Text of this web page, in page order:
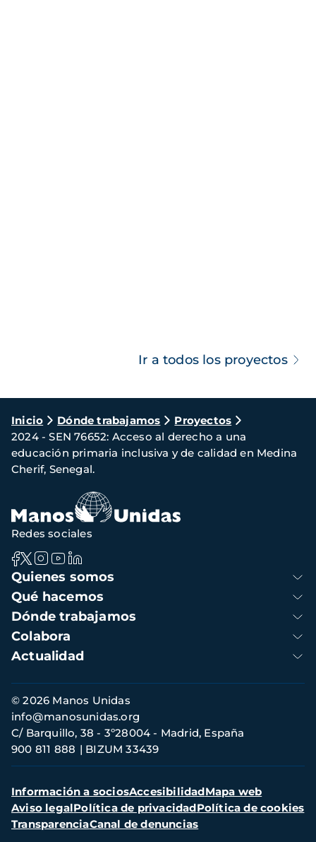
Ir a todos los proyectos
Ruta
de
navegación
Inicio Dónde trabajamos
Proyectos
2024 - SEN 76652: Acceso al derecho a una
educación primaria inclusiva y de calidad en Medina
Cherif, Senegal.
Navegación
principal
Quienes somos
Qué hacemos
Dónde trabajamos
Colabora
Actualidad
Redes sociales
Información
de
contacto
© 2026 Manos Unidas
C/ Barquillo, 38 - 3º28004 - Madrid, España
900 811 888
BIZUM 33439
info@manosunidas.org
Menú
secundario
Información a sociosAccesibilidadMapa web
Aviso legalPolítica de privacidadPolítica de cookies
TransparenciaCanal de denuncias